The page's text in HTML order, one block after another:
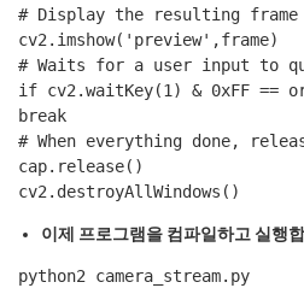
# Display the resulting frame
cv2.imshow('preview',frame)
# Waits for a user input to
if cv2.waitKey(1) & 0xFF ==
break
# When everything done,
cap.release()
cv2.destroyAllWindows()
이제 프로그램을 컴파일하고 실행
python2 camera_stream.py